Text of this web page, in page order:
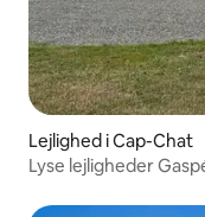
Lejlighed i Cap-Chat
Lyse lejligheder